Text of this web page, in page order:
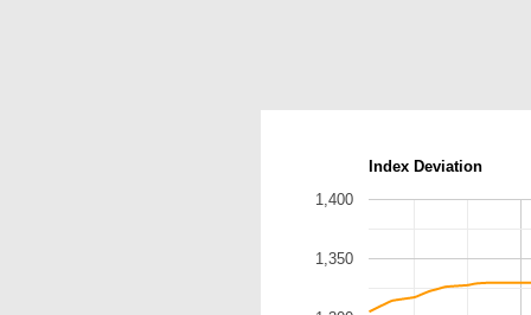
Index Deviation
1,350
1,400